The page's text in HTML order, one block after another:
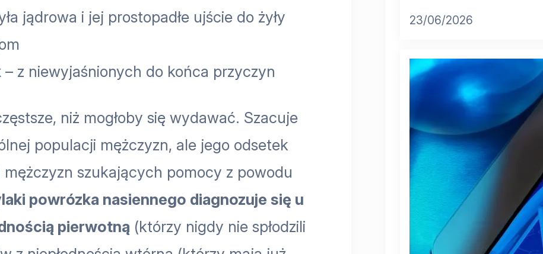
jądrowa i jej prostopadłe ujście do żyły
– z niewyjaśnionych do końca przyczyn
niż mogłoby się wydawać. Szacuje
populacji mężczyzn, ale jego odsetek
szukających pomocy z powodu
powrózka nasiennego diagnozuje się u
pierwotną (którzy nigdy nie spłodzili
23/06/2026